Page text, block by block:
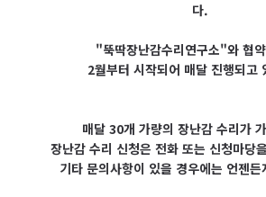
다.
"뚝딱장난감수리연구소"와 협
2월부터 시작되어 매달 진행되고
매달 30개 가량의 장난감 수리가
장난감 수리 신청은 전화 또는 신청마당
기타 문의사항이 있을 경우에는 언젠